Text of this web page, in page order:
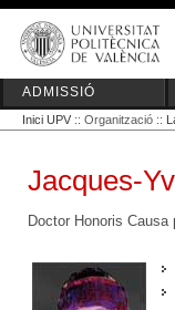
ADMISSIÓ
Inici UPV :: Organització ::
Jacques-
Doctor Honoris